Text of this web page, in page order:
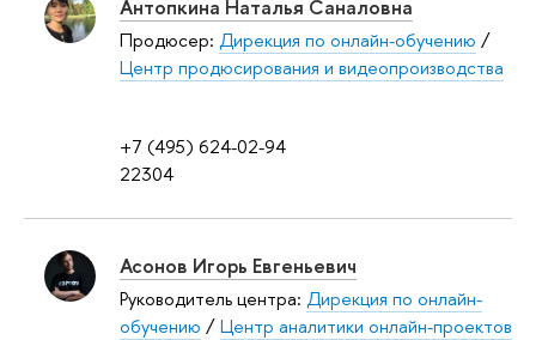
+7 (495) 624-02-94
22304
Антопкина Наталья Саналовна
Продюсер: Дирекция по онлайн-обучению /
Центр продюсирования и видеопроизводства
Асонов Игорь Евгеньевич
Руководитель центра: Дирекция по онлайн-
обучению /Центр аналитики онлайн-проектов